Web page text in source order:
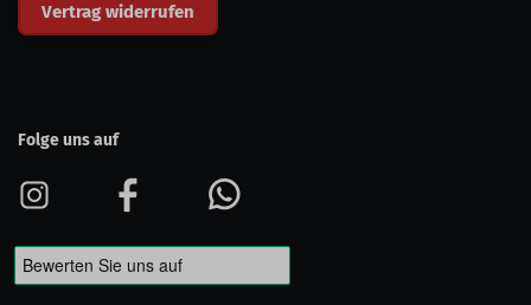
Vertrag widerrufen
Folge uns auf